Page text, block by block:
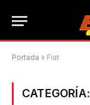
Portada » Fiat
CATEGORÍA: